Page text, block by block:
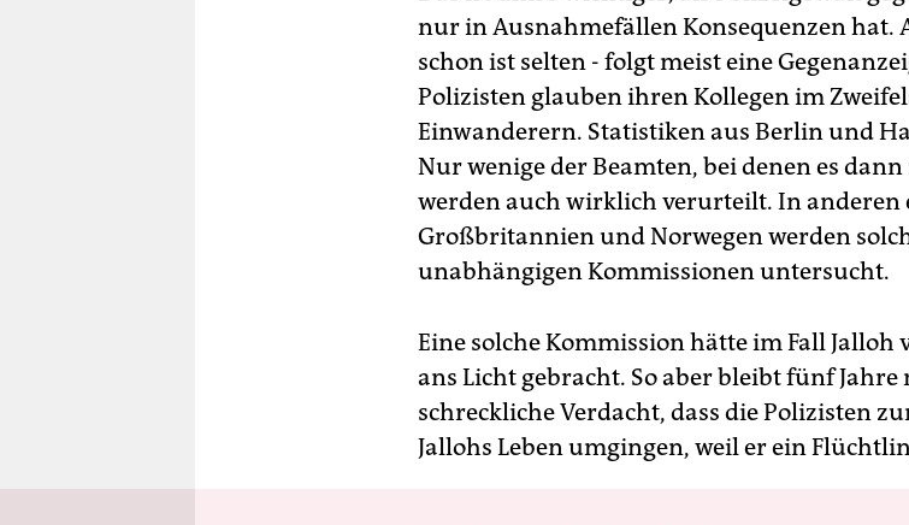
nur in Ausnahmefällen Konsequenzen hat.
schon ist selten - folgt meist eine
Polizisten glauben ihren Kollegen im
Einwanderern. Statistiken aus Berlin und
Nur wenige der Beamten, bei denen es
werden auch wirklich verurteilt. In anderen
Großbritannien und Norwegen werden
unabhängigen Kommissionen untersucht.
Eine solche Kommission hätte im Fall
ans Licht gebracht. So aber bleibt fünf Jahre
schreckliche Verdacht, dass die Polizisten
Jallohs Leben umgingen, weil er ein